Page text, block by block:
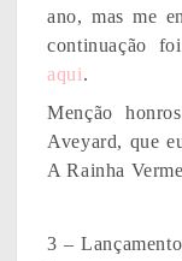
ano, mas me
continuação
aqui.
Menção
Aveyard, que
A Rainha
3 –